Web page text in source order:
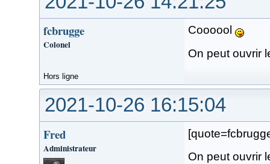
fcbrugge
Colonel
Coooool
On peut ouvrir
Hors ligne
2021-10-26 16:15:04
Fred
Administrateur
On peut ouvrir